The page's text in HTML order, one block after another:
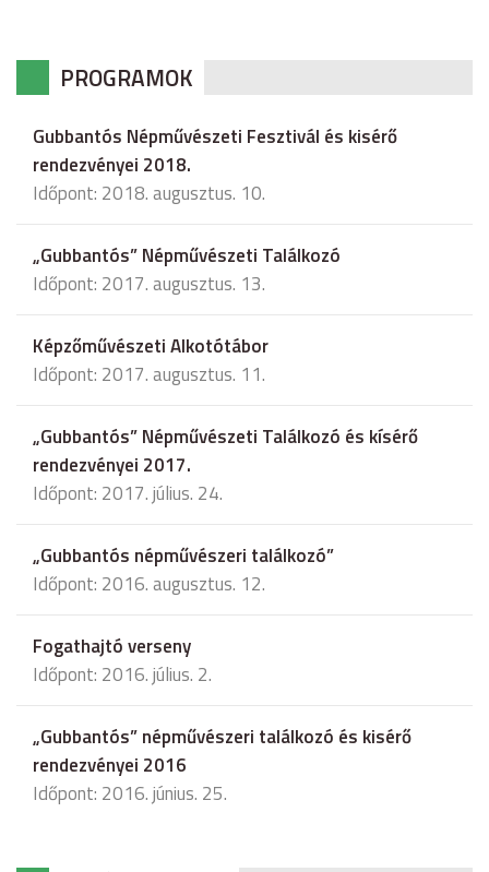
PROGRAMOK
Gubbantós Népművészeti Fesztivál és kisérő
rendezvényei 2018.
Időpont: 2018. augusztus. 10.
„Gubbantós” Népművészeti Találkozó
Időpont: 2017. augusztus. 13.
Képzőművészeti Alkotótábor
Időpont: 2017. augusztus. 11.
„Gubbantós” Népművészeti Találkozó és kísérő
rendezvényei 2017.
Időpont: 2017. július. 24.
„Gubbantós népművészeri találkozó”
Időpont: 2016. augusztus. 12.
Fogathajtó verseny
Időpont: 2016. július. 2.
„Gubbantós” népművészeri találkozó és kisérő
rendezvényei 2016
Időpont: 2016. június. 25.